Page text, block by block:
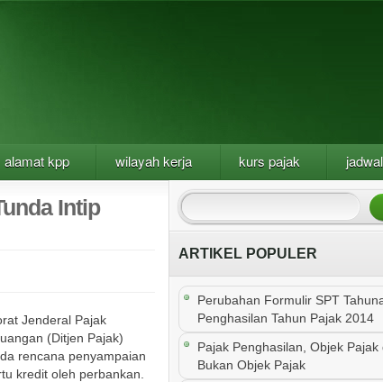
alamat kpp wilayah kerja kurs pajak jadwal
Intip
Jenderal Pajak
(Ditjen Pajak)
rencana penyampaian
kredit oleh perbankan.
ARTIKEL POPULER
Perubahan Formulir SPT
Penghasilan Tahun Pajak 2014
Pajak Penghasilan, Objek Pajak
Bukan Objek Pajak